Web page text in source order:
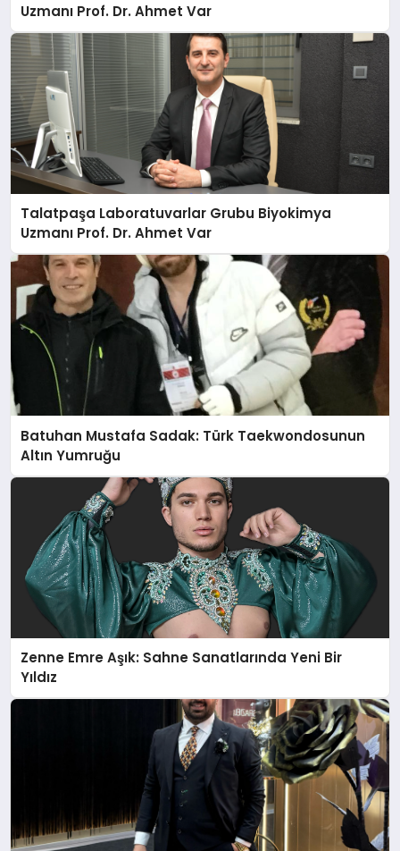
Uzmanı Prof. Dr. Ahmet Var
Talatpaşa Laboratuvarlar Grubu Biyokimya
Uzmanı Prof. Dr. Ahmet Var
Batuhan Mustafa Sadak: Türk Taekwondosunun
Altın Yumruğu
Zenne Emre Aşık: Sahne Sanatlarında Yeni Bir
Yıldız